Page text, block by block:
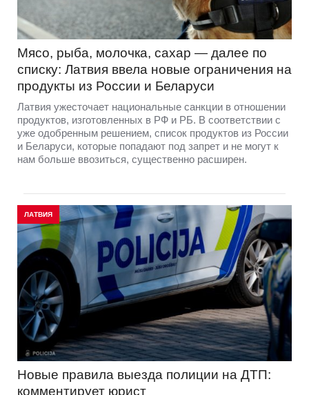
Мясо, рыба, молочка, сахар — далее по
списку: Латвия ввела новые ограничения на
продукты из России и Беларуси
Латвия ужесточает национальные санкции в отношении
продуктов, изготовленных в РФ и РБ. В соответствии с
уже одобренным решением, список продуктов из России
и Беларуси, которые попадают под запрет и не могут к
нам больше ввозиться, существенно расширен.
ЛАТВИЯ
Новые правила выезда полиции на ДТП:
комментирует юрист